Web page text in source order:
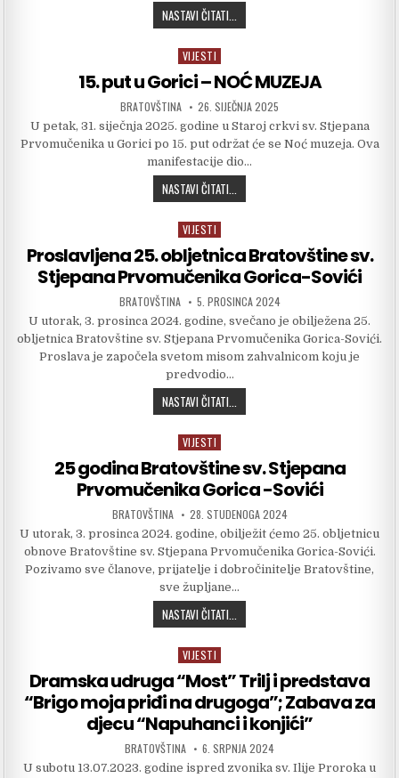
NASTAVI ČITATI...
Posted in
VIJESTI
15. put u Gorici – NOĆ MUZEJA
AUTHOR:
BRATOVŠTINA PUBLISHED DATE:
26. SIJEČNJA 2025
U petak, 31. siječnja 2025. godine u Staroj crkvi sv. Stjepana
Prvomučenika u Gorici po 15. put održat će se Noć muzeja. Ova
manifestacije dio…
NASTAVI ČITATI...
Posted in
VIJESTI
Proslavljena 25. obljetnica Bratovštine sv.
Stjepana Prvomučenika Gorica-Sovići
AUTHOR:
BRATOVŠTINA PUBLISHED DATE:
5. PROSINCA 2024
U utorak, 3. prosinca 2024. godine, svečano je obilježena 25.
obljetnica Bratovštine sv. Stjepana Prvomučenika Gorica-Sovići.
Proslava je započela svetom misom zahvalnicom koju je
predvodio…
NASTAVI ČITATI...
Posted in
VIJESTI
25 godina Bratovštine sv. Stjepana
Prvomučenika Gorica -Sovići
AUTHOR:
BRATOVŠTINA PUBLISHED DATE:
28. STUDENOGA 2024
U utorak, 3. prosinca 2024. godine, obilježit ćemo 25. obljetnicu
obnove Bratovštine sv. Stjepana Prvomučenika Gorica-Sovići.
Pozivamo sve članove, prijatelje i dobročinitelje Bratovštine,
sve župljane…
NASTAVI ČITATI...
Posted in
VIJESTI
Dramska udruga “Most” Trilj i predstava
“Brigo moja priđi na drugoga”; Zabava za
djecu “Napuhanci i konjići”
AUTHOR:
BRATOVŠTINA PUBLISHED DATE:
6. SRPNJA 2024
U subotu 13.07.2023. godine ispred zvonika sv. Ilije Proroka u